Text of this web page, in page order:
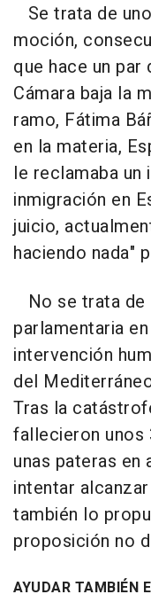
Se trata de
moción,
que hace un par
Cámara baja la
ramo, Fátima
en la materia,
le reclamaba
inmigración en
juicio,
haciendo nada"
No se trata de
parlamentaria
intervención
del
Tras la
fallecieron unos
unas pateras en
intentar
también lo
proposición no
AYUDAR TAMBIÉN